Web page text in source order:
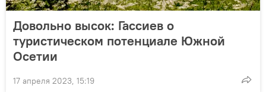
Довольно высок: Гассиев о
туристическом потенциале Южной
Осетии
17 апреля 2023, 15:19